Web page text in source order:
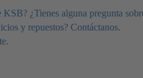
KSB? ¿Tienes alguna pregunta
y repuestos? Contáctanos.